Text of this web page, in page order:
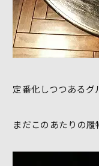
定番化しつつあるグ
まだこのあたりの履